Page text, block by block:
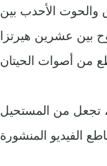
والحوت الأحدب بين
بين عشرين هيرتزا
تجعل من المستحيل